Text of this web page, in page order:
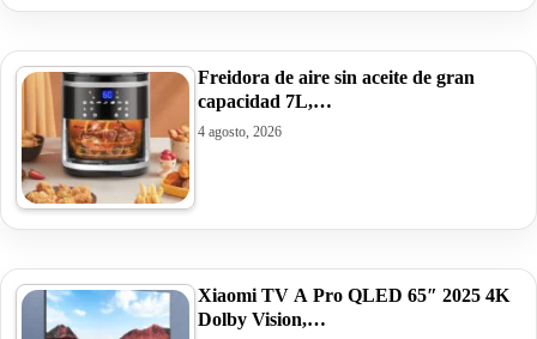
Freidora de aire sin aceite de gran
capacidad 7L,…
4 agosto, 2026
Xiaomi TV A Pro QLED 65″ 2025 4K
Dolby Vision,…